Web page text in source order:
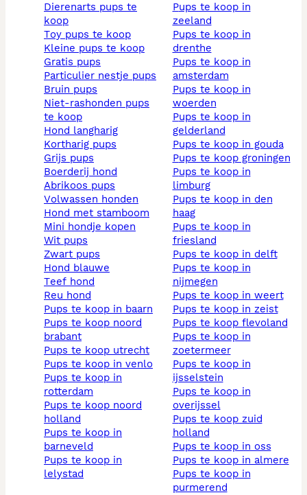
dierenarts pups te
koop
toy pups te koop
kleine pups te koop
gratis pups
particulier nestje pups
bruin pups
niet-rashonden pups
te koop
hond langharig
kortharig pups
grijs pups
boerderij hond
abrikoos pups
volwassen honden
hond met stamboom
mini hondje kopen
wit pups
zwart pups
hond blauwe
teef hond
reu hond
pups te koop in baarn
pups te koop noord
brabant
pups te koop utrecht
pups te koop in venlo
pups te koop in
rotterdam
pups te koop noord
holland
pups te koop in
barneveld
pups te koop in
lelystad
pups te koop in
zeeland
pups te koop in
drenthe
pups te koop in
amsterdam
pups te koop in
woerden
pups te koop in
gelderland
pups te koop in gouda
pups te koop groningen
pups te koop in
limburg
pups te koop in den
haag
pups te koop in
friesland
pups te koop in delft
pups te koop in
nijmegen
pups te koop in weert
pups te koop in zeist
pups te koop flevoland
pups te koop in
zoetermeer
pups te koop in
ijsselstein
pups te koop in
overijssel
pups te koop zuid
holland
pups te koop in oss
pups te koop in almere
pups te koop in
purmerend